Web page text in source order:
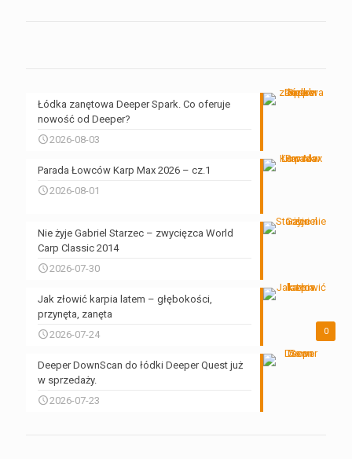
Łódka zanętowa Deeper Spark. Co oferuje
nowość od Deeper?
2026-08-03
Parada Łowców Karp Max 2026 – cz.1
2026-08-01
Nie żyje Gabriel Starzec – zwycięzca World
Carp Classic 2014
2026-07-30
0
Jak złowić karpia latem – głębokości,
przynęta, zanęta
2026-07-24
Deeper DownScan do łódki Deeper Quest już
w sprzedaży.
2026-07-23